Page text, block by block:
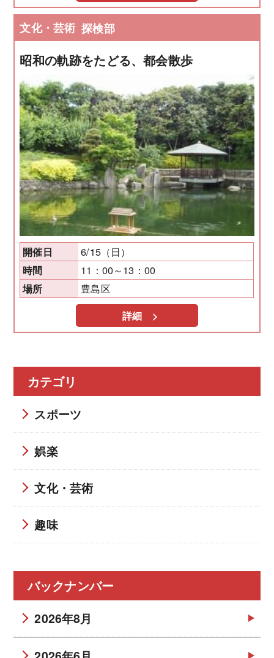
文化・芸術 探検部
昭和の軌跡をたどる、都会散歩
開催日 6/15（日）
時間 11：00～13：00
場所 豊島区
詳細 >
カテゴリ
スポーツ
娯楽
文化・芸術
趣味
バックナンバー
2026年8月